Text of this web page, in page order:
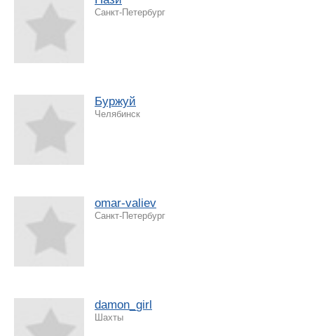
Санкт-Петербург
Буржуй
Челябинск
omar-valiev
Санкт-Петербург
damon_girl
Шахты